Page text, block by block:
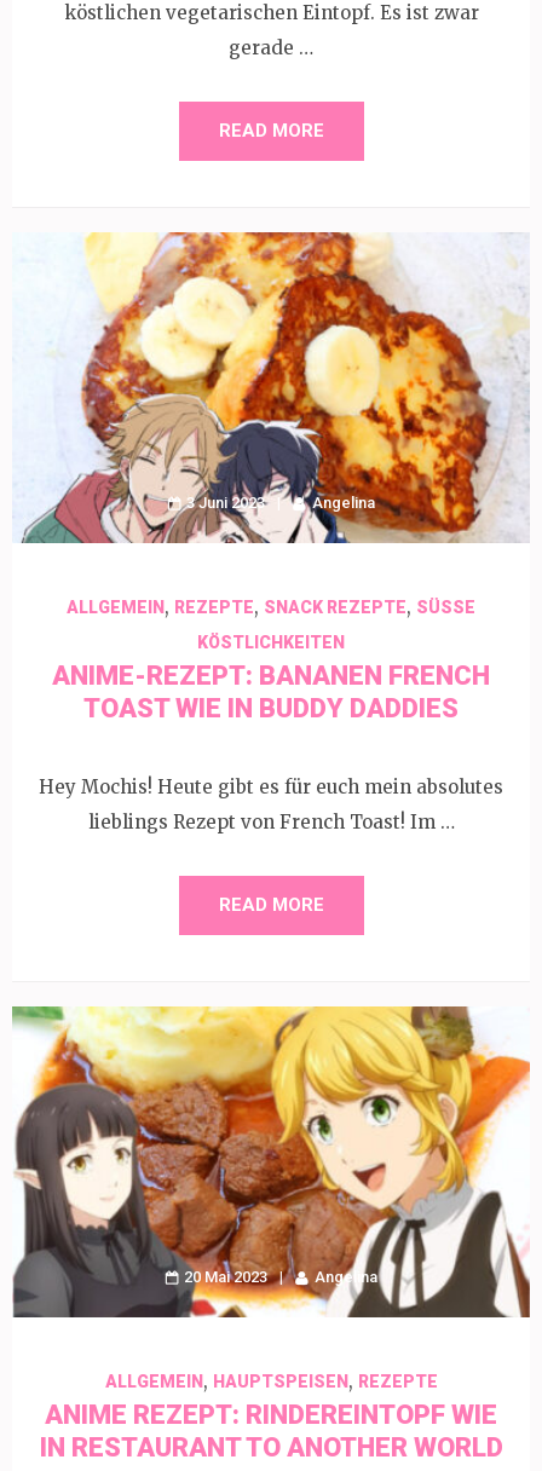
köstlichen vegetarischen Eintopf. Es ist zwar
gerade …
READ MORE
3 Juni 2023 Angelina
ALLGEMEIN , REZEPTE, SNACK REZEPTE, SÜSSE K
ÖSTLICHKEITEN
ANIME-REZEPT: BANANEN FRENCH
TOAST WIE IN BUDDY DADDIES
Hey Mochis! Heute gibt es für euch mein absolutes
lieblings Rezept von French Toast! Im …
READ MORE
20 Mai 2023 Angelina
ALLGEMEIN, HAUPTSPEISEN, REZEPTE
ANIME REZEPT: RINDEREINTOPF WIE
IN RESTAURANT TO ANOTHER WORLD